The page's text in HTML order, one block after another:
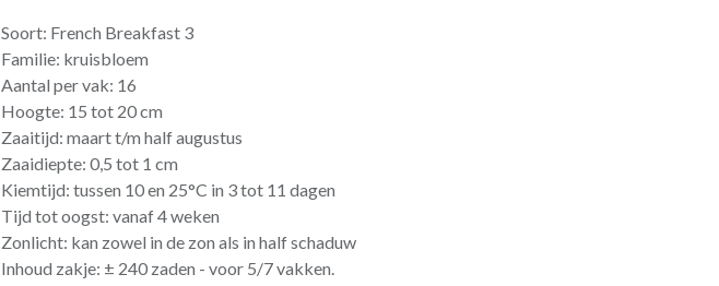
Soort: French Breakfast 3
Familie: kruisbloem
Aantal per vak: 16
Hoogte: 15 tot 20 cm
Zaaitijd: maart t/m half augustus
Zaaidiepte: 0,5 tot 1 cm
Kiemtijd: tussen 10 en 25°C in 3 tot 11 dagen
Tijd tot oogst: vanaf 4 weken
Zonlicht: kan zowel in de zon als in half schaduw
Inhoud zakje: ± 240 zaden - voor 5/7 vakken.